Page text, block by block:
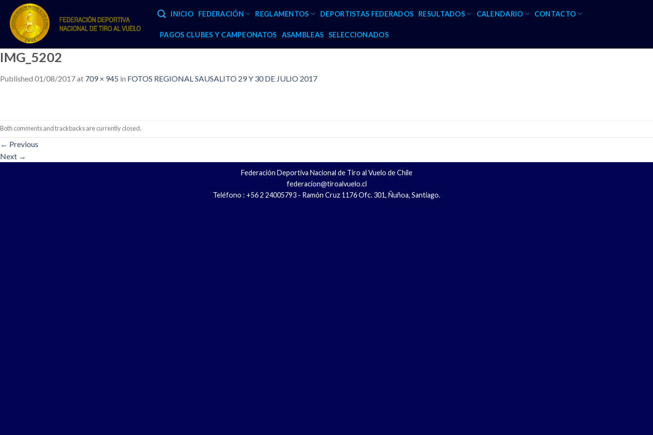
content
INICIO FEDERACIÓN REGLAMENTOS DEPORTISTAS FEDERADOS RESULTADOS CALENDARIO CONTACTO
PAGOS CLUBES Y CAMPEONATOS ASAMBLEAS SELECCIONADOS
IMG_5202
Published 01/08/2017at 709 × 945 in FOTOS REGIONAL SAUSALITO 29 Y 30 DE JULIO 2017
Both comments and trackbacks are currently closed.
← Previous
Next →
Federación Deportiva Nacional de Tiro al Vuelo de Chile
federacion@tiroalvuelo.cl
Teléfono : +56 2 24005793 - Ramón Cruz 1176 Ofc. 301, Ñuñoa, Santiago.